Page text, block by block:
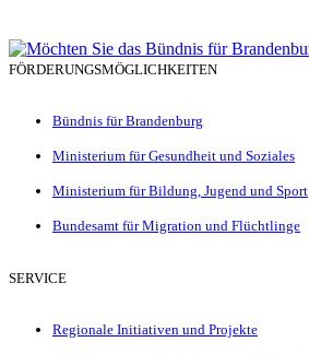
FÖRDERUNGSMÖGLICHKEITEN
Bündnis für Brandenburg
Ministerium für Gesundheit und Soziales
Ministerium für Bildung, Jugend und Sport
Bundesamt für Migration und Flüchtlinge
SERVICE
Regionale Initiativen und Projekte